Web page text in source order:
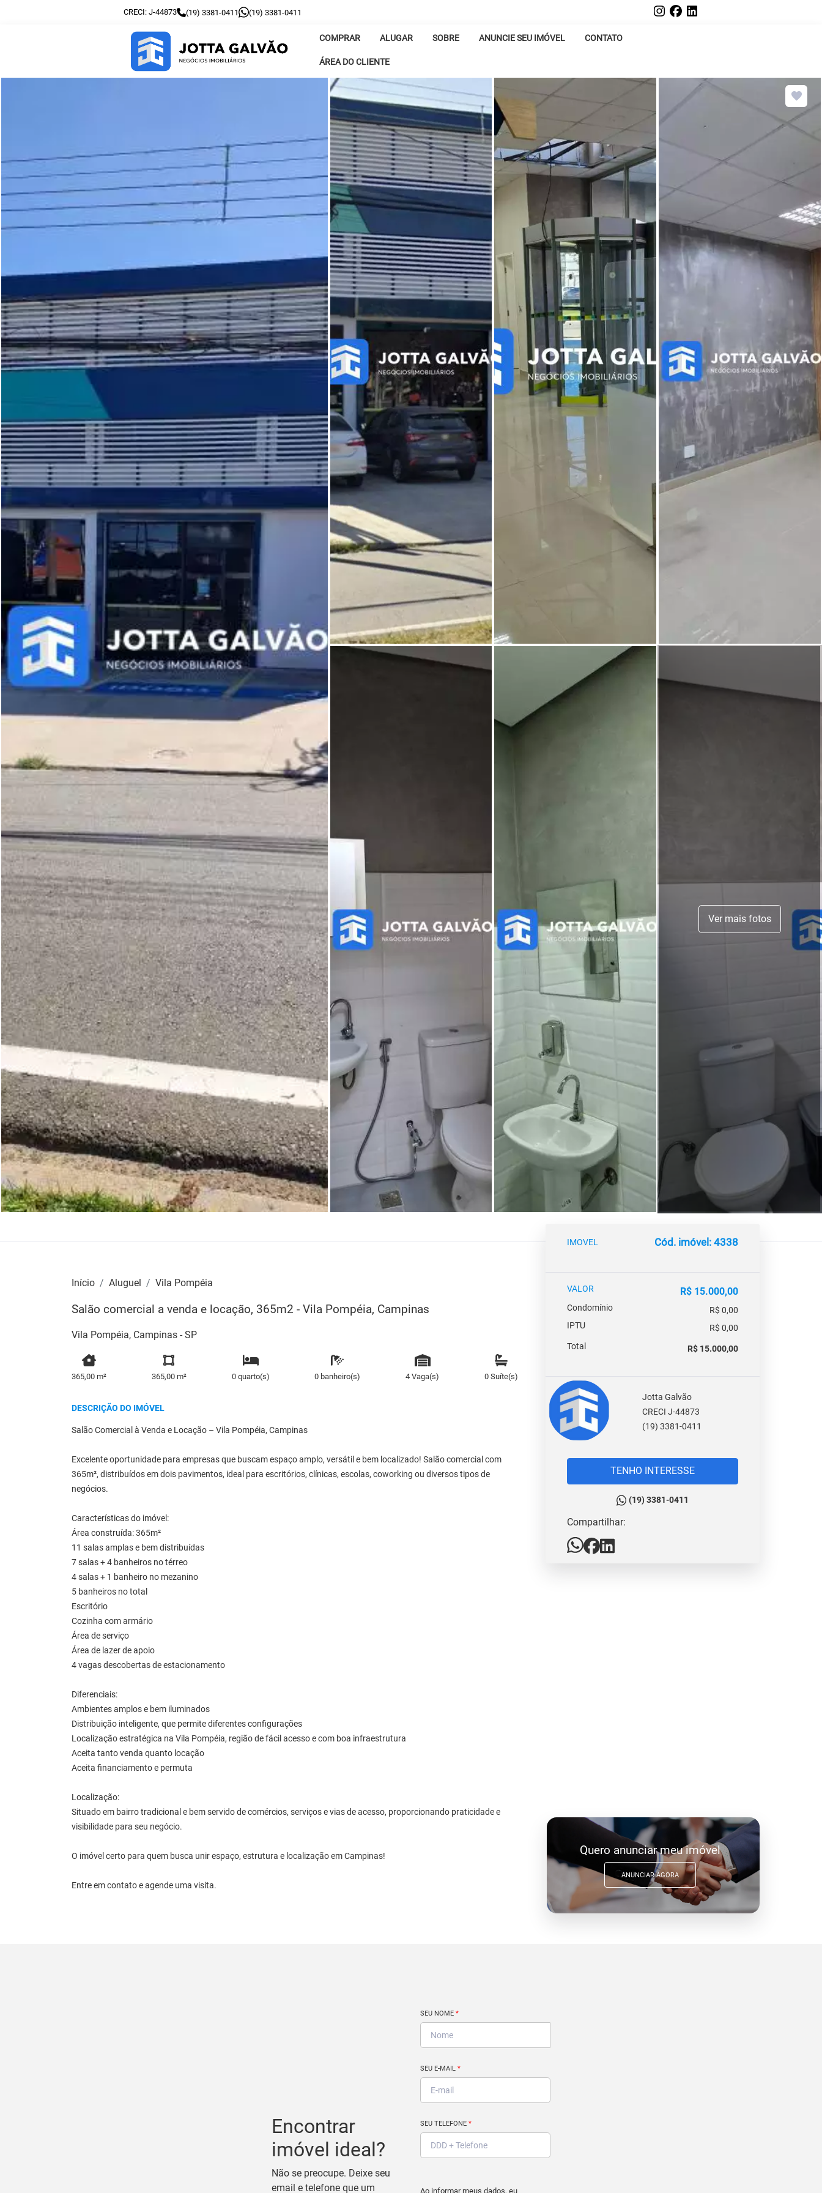
CRECI: J-44873 (19) 3381-0411 (19) 3381-0411
COMPRAR ALUGAR SOBRE ANUNCIE SEU IMÓVEL CONTATO
ÁREA DO CLIENTE
Ver mais fotos
Início Aluguel Vila Pompéia
Salão comercial a venda e locação, 365m2 - Vila Pompéia, Campinas
Vila Pompéia, Campinas - SP
365,00 m² 365,00 m² 0 quarto(s) 0 banheiro(s) 4 Vaga(s) 0 Suíte(s)
DESCRIÇÃO DO IMÓVEL
Salão Comercial à Venda e Locação – Vila Pompéia, Campinas
Excelente oportunidade para empresas que buscam espaço amplo, versátil e bem localizado! Salão comercial com
365m², distribuídos em dois pavimentos, ideal para escritórios, clínicas, escolas, coworking ou diversos tipos de
negócios.
Características do imóvel:
Área construída: 365m²
11 salas amplas e bem distribuídas
7 salas + 4 banheiros no térreo
4 salas + 1 banheiro no mezanino
5 banheiros no total
Escritório
Cozinha com armário
Área de serviço
Área de lazer de apoio
4 vagas descobertas de estacionamento
Diferenciais:
Ambientes amplos e bem iluminados
Distribuição inteligente, que permite diferentes configurações
Localização estratégica na Vila Pompéia, região de fácil acesso e com boa infraestrutura
Aceita tanto venda quanto locação
Aceita financiamento e permuta
Localização:
Situado em bairro tradicional e bem servido de comércios, serviços e vias de acesso, proporcionando praticidade e
visibilidade para seu negócio.
O imóvel certo para quem busca unir espaço, estrutura e localização em Campinas!
Entre em contato e agende uma visita.
IMOVEL Cód. imóvel: 4338
VALOR R$ 15.000,00
Condomínio
R$ 0,00
IPTU
R$ 0,00
Total
R$ 15.000,00
Jotta Galvão
CRECI J-44873
(19) 3381-0411
TENHO INTERESSE
(19) 3381-0411
Compartilhar:
Quero anunciar meu imóvel
ANUNCIAR AGORA
Encontrar
imóvel ideal?
Não se preocupe. Deixe seu
email e telefone que um
SEU NOME *
SEU E-MAIL *
SEU TELEFONE *
Ao informar meus dados, eu